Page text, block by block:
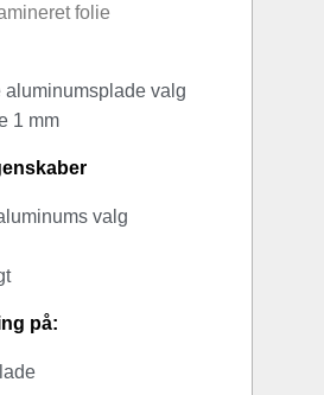
folie
aluminumsplade valg
1 mm
valg
på: